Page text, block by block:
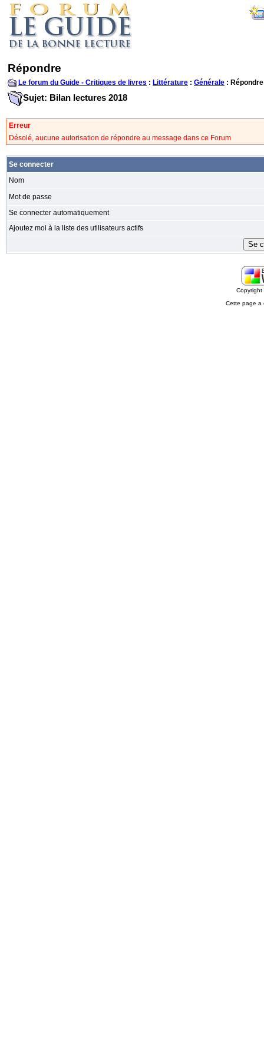
Répondre
Le forum du Guide - Critiques de livres : Littérature : Générale : Répondre
Sujet: Bilan lectures 2018
Erreur
Désolé, aucune autorisation de répondre au message dans ce Forum
Se connecter
Nom
Mot de passe
Se connecter automatiquement
Ajoutez moi à la liste des utilisateurs actifs
Cette page a